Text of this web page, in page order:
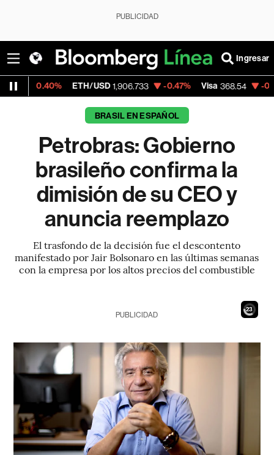
PUBLICIDAD
Ingresar
ETH/USD 1,906.733 -0.47% Visa 368.54 -0.28%
BRASIL EN ESPAÑOL
Petrobras: Gobierno
brasileño confirma la
dimisión de su CEO y
anuncia reemplazo
El trasfondo de la decisión fue el descontento
manifestado por Jair Bolsonaro en las últimas semanas
con la empresa por los altos precios del combustible
21
PUBLICIDAD